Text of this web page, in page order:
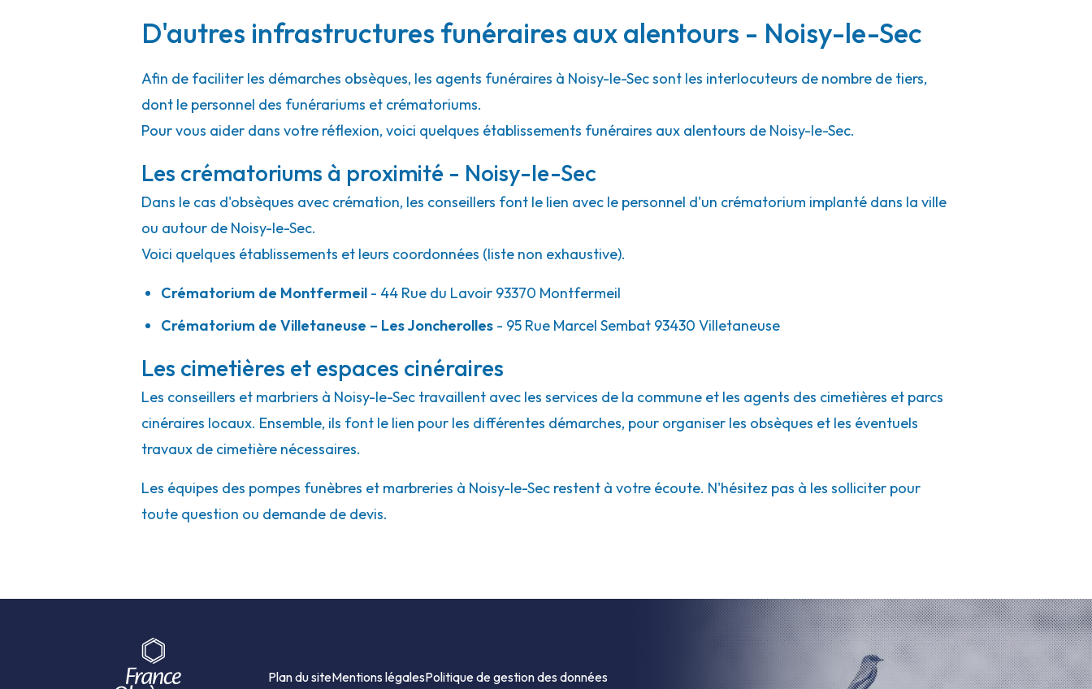
Consulter l'agence 01 43 52 01 47
A votre écoute 24h/24 7j/7
D'autres infrastructures funéraires aux alentours - Noisy-le-Sec
Afin de faciliter les démarches obsèques, les agents funéraires à Noisy-le-Sec sont les interlocuteurs de nombre de tiers,
dont le personnel des funérariums et crématoriums.
Pour vous aider dans votre réflexion, voici quelques établissements funéraires aux alentours de Noisy-le-Sec.
Les crématoriums à proximité - Noisy-le-Sec
Dans le cas d'obsèques avec crémation, les conseillers font le lien avec le personnel d'un crématorium implanté dans la ville
ou autour de Noisy-le-Sec.
Voici quelques établissements et leurs coordonnées (liste non exhaustive).
Crématorium de Montfermeil - 44 Rue du Lavoir 93370 Montfermeil
Crématorium de Villetaneuse – Les Joncherolles - 95 Rue Marcel Sembat 93430 Villetaneuse
Les cimetières et espaces cinéraires
Les conseillers et marbriers à Noisy-le-Sec travaillent avec les services de la commune et les agents des cimetières et parcs
cinéraires locaux. Ensemble, ils font le lien pour les différentes démarches, pour organiser les obsèques et les éventuels
travaux de cimetière nécessaires.
Les équipes des pompes funèbres et marbreries à Noisy-le-Sec restent à votre écoute. N'hésitez pas à les solliciter pour
toute question ou demande de devis.
Plan du siteMentions légalesPolitique de gestion des données